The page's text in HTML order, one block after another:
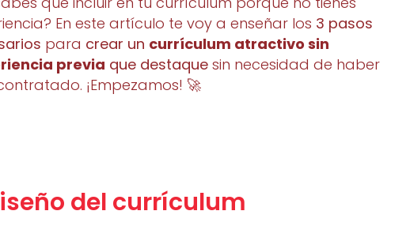
En este artículo te voy a enseñar los 3 pasos
para crear un currículum atractivo sin
previa que destaque sin necesidad de haber
¡Empezamos! 🚀
del currículum